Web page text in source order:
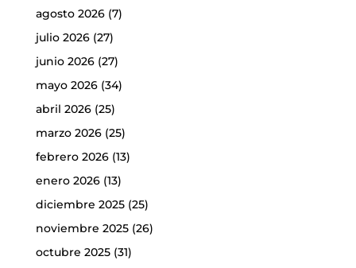
agosto 2026(7)
julio 2026(27)
junio 2026(27)
mayo 2026(34)
abril 2026(25)
marzo 2026(25)
febrero 2026(13)
enero 2026(13)
diciembre 2025(25)
noviembre 2025(26)
octubre 2025(31)